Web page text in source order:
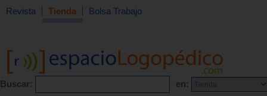
Revista Tienda Bolsa Trabajo
Buscar: en: